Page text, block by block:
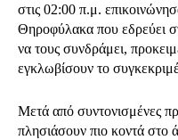
στις 02:00 π.μ.
Θηροφύλακα που εδρεύει
να τους συνδράμει,
εγκλωβίσουν το
Μετά από συντονισμένες
πλησιάσουν πιο κοντά στο